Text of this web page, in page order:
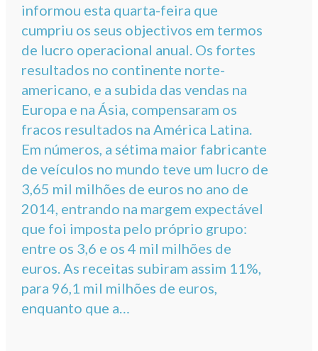
informou esta quarta-feira que
cumpriu os seus objectivos em termos
de lucro operacional anual. Os fortes
resultados no continente norte-
americano, e a subida das vendas na
Europa e na Ásia, compensaram os
fracos resultados na América Latina.
Em números, a sétima maior fabricante
de veículos no mundo teve um lucro de
3,65 mil milhões de euros no ano de
2014, entrando na margem expectável
que foi imposta pelo próprio grupo:
entre os 3,6 e os 4 mil milhões de
euros. As receitas subiram assim 11%,
para 96,1 mil milhões de euros,
enquanto que a…